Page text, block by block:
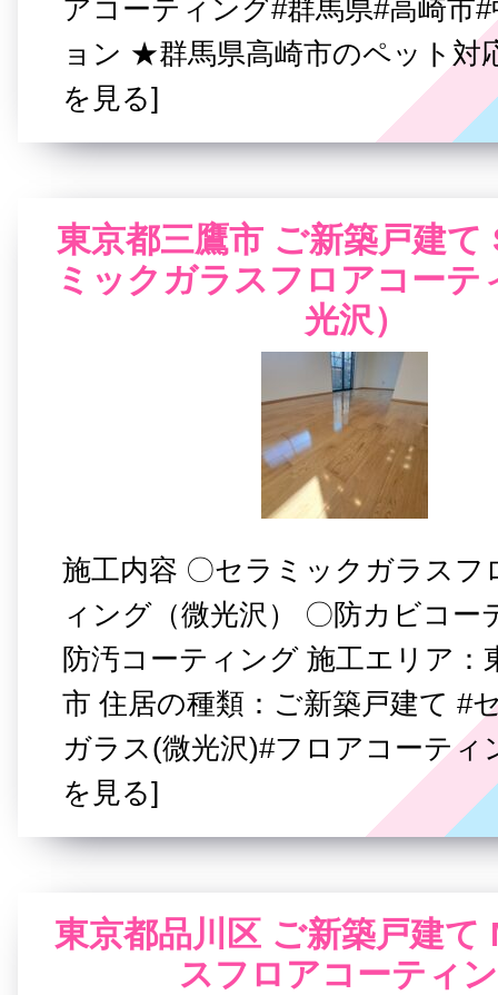
アコーティング#群馬県#高崎市
ョン ★群馬県高崎市のペット対
を見る]
東京都三鷹市 ご新築戸建て
ミックガラスフロアコーテ
光沢）
施工内容 〇セラミックガラスフ
ィング（微光沢） 〇防カビコー
防汚コーティング 施工エリア：
市 住居の種類：ご新築戸建て #
ガラス(微光沢)#フロアコーテ
を見る]
東京都品川区 ご新築戸建て
スフロアコーティ